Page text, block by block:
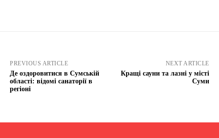
PREVIOUS ARTICLE
Де оздоровитися в Сумській
області: відомі санаторії в
регіоні
NEXT ARTICLE
Кращі сауни та лазні у місті
Суми